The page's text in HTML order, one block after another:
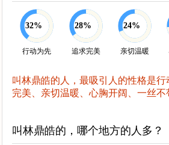
32%
行动为先
28%
追求完美
24%
亲切温暖
叫林鼎皓的人，最吸引人的性格是
完美、亲切温暖、心胸开阔、一丝不
叫林鼎皓的，哪个地方的人多？